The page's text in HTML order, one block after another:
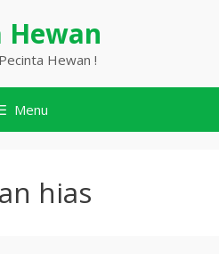
Hewan
Hewan !
Menu
hias